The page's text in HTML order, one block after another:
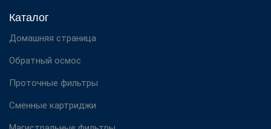
Каталог
Домашняя страница
Обратный осмос
Проточные фильтры
Сменные картриджи